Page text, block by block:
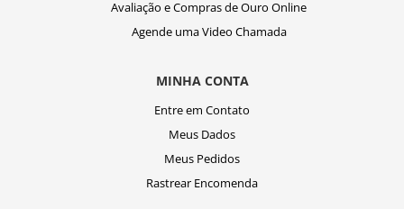
Avaliação e Compras de Ouro Online
Agende uma Video Chamada
MINHA CONTA
Entre em Contato
Meus Dados
Meus Pedidos
Rastrear Encomenda